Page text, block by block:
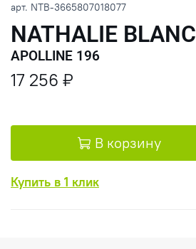
арт. NTB-3665807018077
NATHALIE BLANC
APOLLINE 196
17 256 ₽
В корзину
Купить в 1 клик